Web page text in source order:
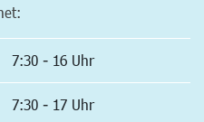
7:30 - 16 Uhr
7:30 - 17 Uhr